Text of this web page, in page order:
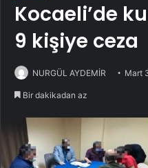
Kocaeli’de
9 kişiye ceza
NURGÜL AYDEMİR Mart
Bir dakikadan az